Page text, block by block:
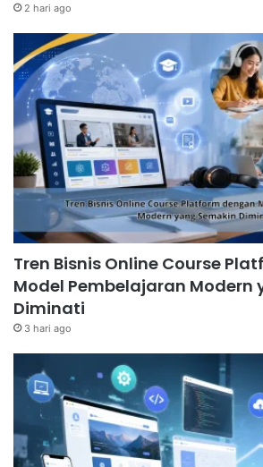
2 hari ago
Tren Bisnis Online Course
Model Pembelajaran Modern
Diminati
3 hari ago